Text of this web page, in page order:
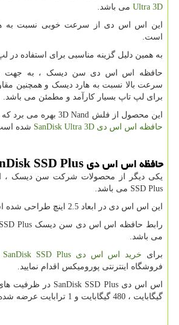
Ultra 3D می باشد.
این اس اس دی از سرعت خوبی نسبت به
است.
به همین دلیل گزینه مناسبی برای استفاده در
حافظه اس اس دی سن دیسک ، به جهت
سرعت بالا نسبت به هارد دیسک و همچنین
برای لپ تاپ بسیار کارآمد و مطمئن می باشد.
این محصول از فلش 3D Nandبهره می برد
حافظه اس اس دی SanDisk Ultra 3D شده
حافظه اس اس دیSSD Plus
یکی دیگر از محصولات شرکت سن دیسک
SSD Plus می باشد.
این اس اس دی در ابعاد 2.5 اینچ طراحی شده است.
رابط حافظه اس اس دی سن دیسک Plus
می باشد.
برای خرید اس اس دیSanDisk SSD Plus
فروشگاه اینترنتی پورومیکس اقدام نمایید.
اس اس دیSanDisk SSD Plus
گیگابایت ، 480 گیگابایت و 1 ترابایت عرضه شده است.